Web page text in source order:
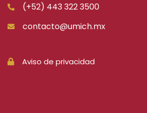
(+52) 443 322 3500
contacto@umich.mx
Aviso de privacidad